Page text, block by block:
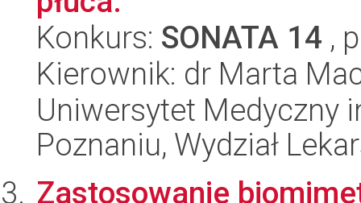
Konkurs: SONATA 14 ,
Kierownik: dr Marta
Uniwersytet Medyczny
Poznaniu, Wydział
Zastosowanie